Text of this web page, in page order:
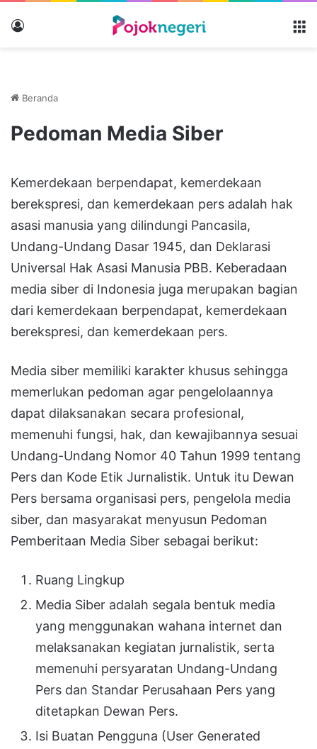
Beranda
Pedoman Media Siber
Kemerdekaan berpendapat, kemerdekaan
berekspresi, dan kemerdekaan pers adalah hak
asasi manusia yang dilindungi Pancasila,
Undang-Undang Dasar 1945, dan Deklarasi
Universal Hak Asasi Manusia PBB. Keberadaan
media siber di Indonesia juga merupakan bagian
dari kemerdekaan berpendapat, kemerdekaan
berekspresi, dan kemerdekaan pers.
Media siber memiliki karakter khusus sehingga
memerlukan pedoman agar pengelolaannya
dapat dilaksanakan secara profesional,
memenuhi fungsi, hak, dan kewajibannya sesuai
Undang-Undang Nomor 40 Tahun 1999 tentang
Pers dan Kode Etik Jurnalistik. Untuk itu Dewan
Pers bersama organisasi pers, pengelola media
siber, dan masyarakat menyusun Pedoman
Pemberitaan Media Siber sebagai berikut:
Ruang Lingkup
Media Siber adalah segala bentuk media
yang menggunakan wahana internet dan
melaksanakan kegiatan jurnalistik, serta
memenuhi persyaratan Undang-Undang
Pers dan Standar Perusahaan Pers yang
ditetapkan Dewan Pers.
Isi Buatan Pengguna (User Generated